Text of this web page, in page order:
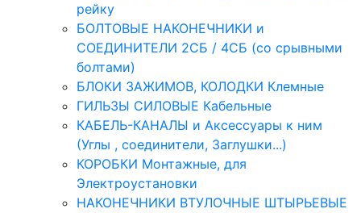
рейку
БОЛТОВЫЕ НАКОНЕЧНИКИ и
СОЕДИНИТЕЛИ 2СБ / 4СБ (со срывными
болтами)
БЛОКИ ЗАЖИМОВ, КОЛОДКИ Клемные
ГИЛЬЗЫ СИЛОВЫЕ Кабельные
КАБЕЛЬ-КАНАЛЫ и Аксессуары к ним
(Углы , соединители, Заглушки...)
КОРОБКИ Монтажные, для
Электроустановки
НАКОНЕЧНИКИ ВТУЛОЧНЫЕ ШТЫРЬЕВЫЕ